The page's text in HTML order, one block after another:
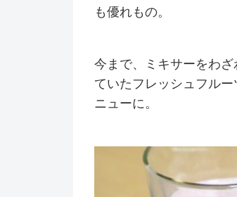
も優れもの。
今まで、ミキサーをわ
ていたフレッシュフル
ニューに。